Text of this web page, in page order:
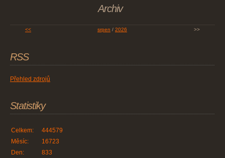
Archiv
<< srpen / 2026 >>
RSS
Přehled zdrojů
Statistiky
Celkem:
444579
Měsíc:
16723
Den:
833